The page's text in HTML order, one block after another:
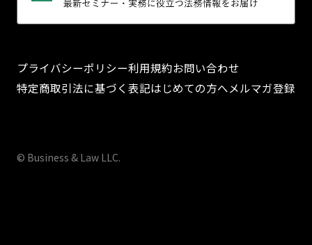
プライバシーポリシー利用規約お問い合わせ
特定商取引法に基づく表記はじめての方へメルマガ登録
© Business & Law LLC.